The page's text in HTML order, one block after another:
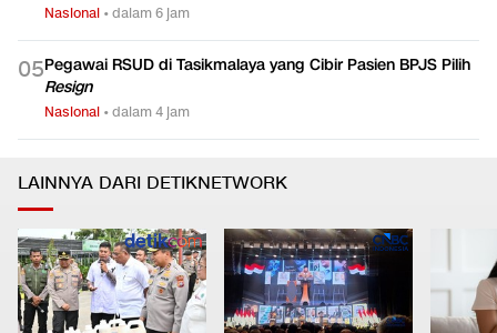
Nasional •dalam 6 jam
05Pegawai RSUD di Tasikmalaya yang Cibir Pasien BPJS Pilih
Resign
Nasional •dalam 4 jam
LAINNYA DARI DETIKNETWORK